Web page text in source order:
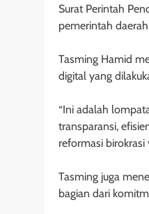
Surat Perintah
pemerintah
Tasming Hamid
digital yang
“Ini adalah
transparansi,
reformasi birokrasi
Tasming juga
bagian dari